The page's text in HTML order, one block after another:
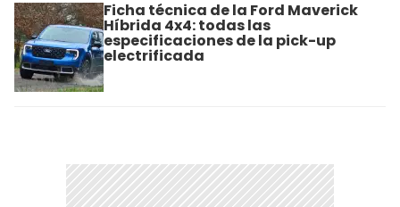
Ficha técnica de la Ford Maverick
Híbrida 4x4: todas las
especificaciones de la pick-up
electrificada